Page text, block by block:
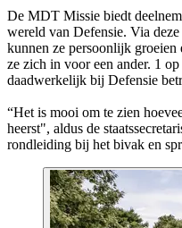
De MDT Missie biedt
wereld van Defensie. Via
kunnen ze persoonlijk groeien
ze zich in voor een ander. 1
daadwerkelijk bij Defensie
“Het is mooi om te zien
heerst", aldus de
rondleiding bij het bivak en